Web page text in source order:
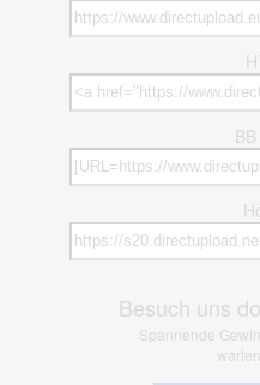
Besuch uns
Spannende